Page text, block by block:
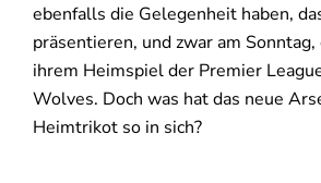
ebenfalls die Gelegenheit haben,
präsentieren, und zwar am
ihrem Heimspiel der Premier
Wolves. Doch was hat das neue
Heimtrikot so in sich?